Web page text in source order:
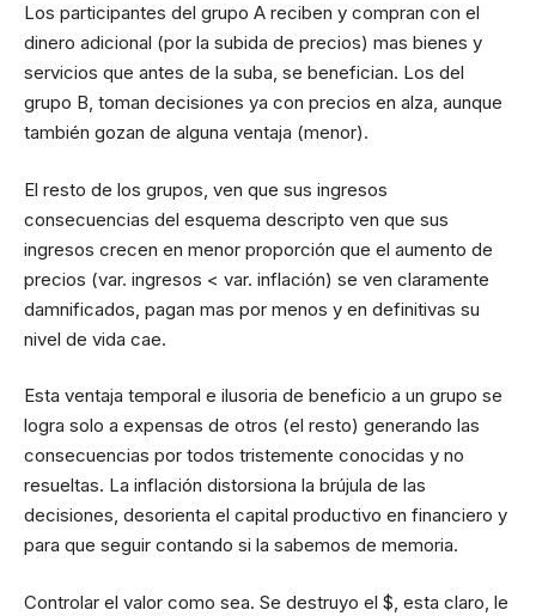
Los participantes del grupo A reciben y compran con el
dinero adicional (por la subida de precios) mas bienes y
servicios que antes de la suba, se benefician. Los del
grupo B, toman decisiones ya con precios en alza, aunque
también gozan de alguna ventaja (menor).
El resto de los grupos, ven que sus ingresos
consecuencias del esquema descripto ven que sus
ingresos crecen en menor proporción que el aumento de
precios (var. ingresos < var. inflación) se ven claramente
damnificados, pagan mas por menos y en definitivas su
nivel de vida cae.
Esta ventaja temporal e ilusoria de beneficio a un grupo se
logra solo a expensas de otros (el resto) generando las
consecuencias por todos tristemente conocidas y no
resueltas. La inflación distorsiona la brújula de las
decisiones, desorienta el capital productivo en financiero y
para que seguir contando si la sabemos de memoria.
Controlar el valor como sea. Se destruyo el $, esta claro, le